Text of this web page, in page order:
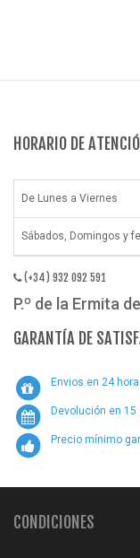
HORARIO DE
De Lunes a Viernes
Sábados, Domingos y
(+34) 932 092 591
P.º de la Ermita
GARANTÍA DE
Envios en 24
Devolución en 15
Precio mínimo
CONDICIONES